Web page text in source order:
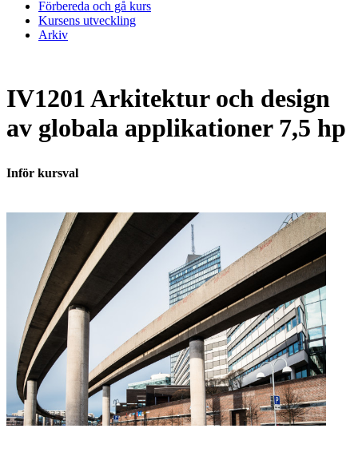
Förbereda och gå kurs
Kursens utveckling
Arkiv
IV1201 Arkitektur och design
av globala applikationer 7,5 hp
Inför kursval